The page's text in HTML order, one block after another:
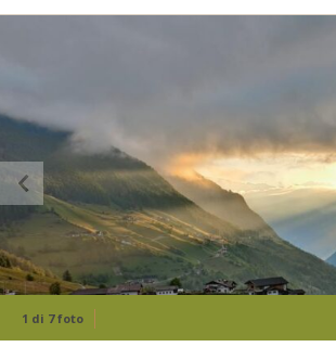
1 di 7 foto